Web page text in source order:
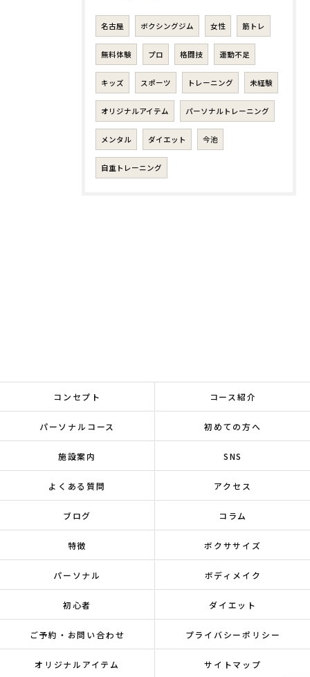
名古屋 ボクシングジム 女性 筋トレ
無料体験 プロ 格闘技 運動不足
キッズ スポーツ トレーニング 未経験
オリジナルアイテム パーソナルトレーニング
メンタル ダイエット 今池
自重トレーニング
コンセプト コース紹介
パーソナルコース 初めての方へ
施設案内 SNS
よくある質問 アクセス
ブログ コラム
特徴 ボクササイズ
パーソナル ボディメイク
初心者 ダイエット
ご予約・お問い合わせ プライバシーポリシー
オリジナルアイテム サイトマップ